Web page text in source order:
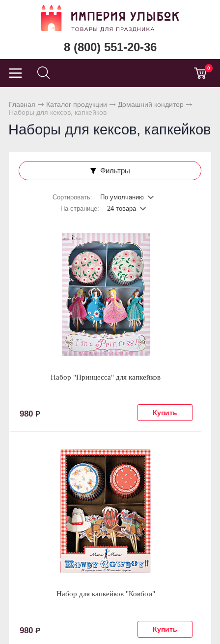
8 (800) 551-20-36
0
Главная Каталог продукции
Домашний кондитер
Наборы для кексов, капкейков
Наборы для кексов, капкейков
Фильтры
Сортировать:
По умолчанию
На странице:
24 товара
Набор "Принцесса" для капкейков
980 Р
Набор для капкейков "Ковбои"
980 Р